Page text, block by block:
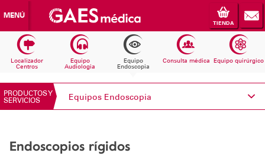
MENÚ
TIENDA
Localizador
Centros
Equipo
Audiologia
Equipo
Endoscopia
Consulta médica Equipo quirúrgico
PRODUCTOS Y
SERVICIOS
Equipos Endoscopia
Equipos Audiología
Endoscopios rígidos